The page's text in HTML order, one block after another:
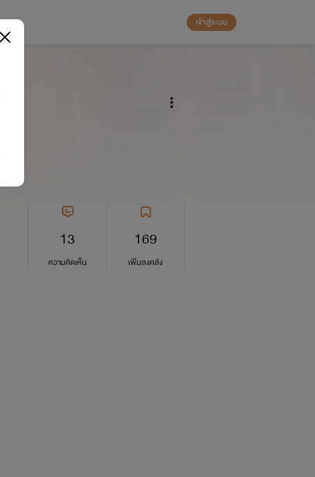
เข้าสู่ระบบ
13
ความคิดเห็น
169
เพิ่มลงคลัง